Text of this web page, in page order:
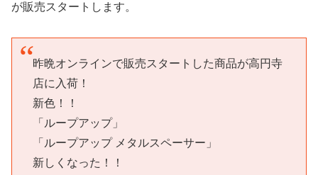
が販売スタートします。
昨晩オンラインで販売スタートした商品が高円寺
店に入荷！
新色！！
「ループアップ」
「ループアップ メタルスペーサー」
新しくなった！！